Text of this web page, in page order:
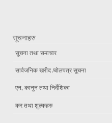
सूचनाहरु
सूचना तथा समाचार
सार्वजनिक खरीद /बोलपत्र सूचना
एन, कानुन तथा निर्देशिका
कर तथा शुल्कहरु